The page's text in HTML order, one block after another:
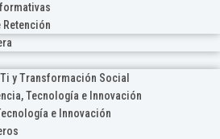
Retención
y Transformación Social
Tecnología e Innovación
e Innovación